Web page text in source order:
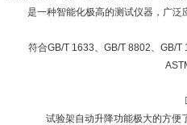
是一种智能化极高的测试仪器，广
符合GB/T 1633、GB/T 8802、GB/
试验架自动升降功能极大的方便